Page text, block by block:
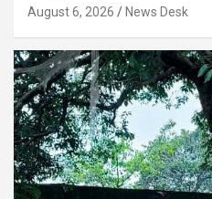
August 6, 2026 News Desk